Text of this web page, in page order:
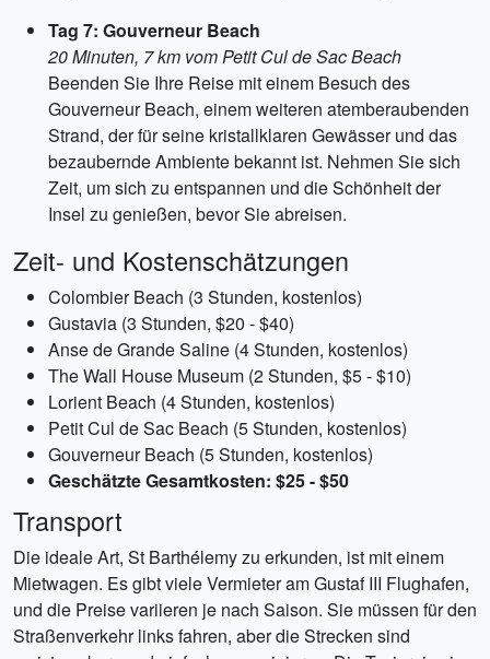
Tag 7: Gouverneur Beach
20 Minuten, 7 km vom Petit Cul de Sac Beach
Beenden Sie Ihre Reise mit einem Besuch des
Gouverneur Beach, einem weiteren atemberaubenden
Strand, der für seine kristallklaren Gewässer und das
bezaubernde Ambiente bekannt ist. Nehmen Sie sich
Zeit, um sich zu entspannen und die Schönheit der
Insel zu genießen, bevor Sie abreisen.
Zeit- und Kostenschätzungen
Colombier Beach (3 Stunden, kostenlos)
Gustavia (3 Stunden, $20 - $40)
Anse de Grande Saline (4 Stunden, kostenlos)
The Wall House Museum (2 Stunden, $5 - $10)
Lorient Beach (4 Stunden, kostenlos)
Petit Cul de Sac Beach (5 Stunden, kostenlos)
Gouverneur Beach (5 Stunden, kostenlos)
Geschätzte Gesamtkosten: $25 - $50
Transport
Die ideale Art, St Barthélemy zu erkunden, ist mit einem
Mietwagen. Es gibt viele Vermieter am Gustaf III Flughafen,
und die Preise variieren je nach Saison. Sie müssen für den
Straßenverkehr links fahren, aber die Strecken sind